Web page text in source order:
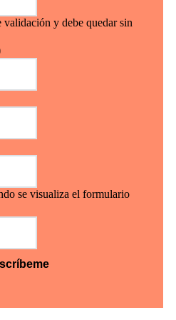
validación y debe quedar sin
se visualiza el formulario
DD
barra